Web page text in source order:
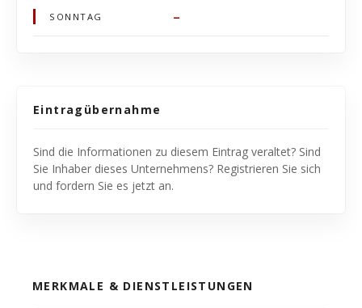
SONNTAG –
Eintragübernahme
Sind die Informationen zu diesem Eintrag veraltet? Sind
Sie Inhaber dieses Unternehmens? Registrieren Sie sich
und fordern Sie es jetzt an.
MERKMALE & DIENSTLEISTUNGEN